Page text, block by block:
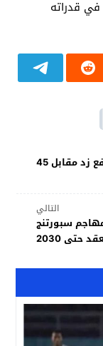
في قدراته
الزمالك يحسم صفقة محمد إسماعيل مدافع زد مقابل 45
التالي
سبورتنج
حتى 2030